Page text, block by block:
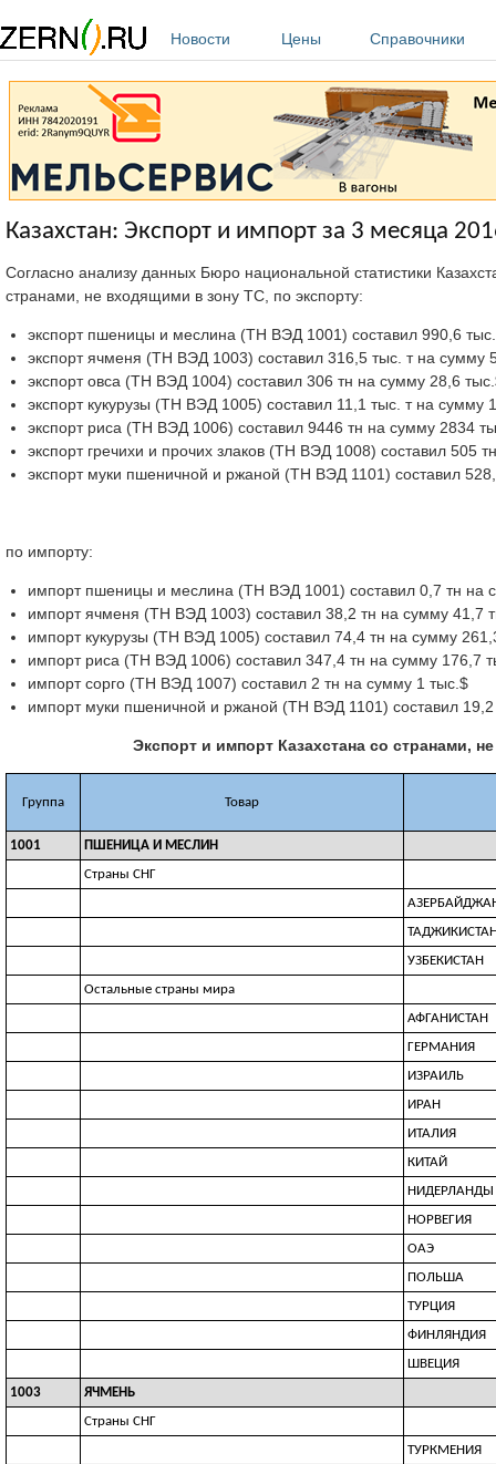
Новости
Цены Справочники
Казахстан: Экспорт и импорт за 3 месяца
Согласно анализу данных Бюро национальной статистики
странами, не входящими в зону ТС, по экспорту:
экспорт пшеницы и меслина (ТН ВЭД 1001) составил 990,6
экспорт ячменя (ТН ВЭД 1003) составил 316,5 тыс. т на сумму
экспорт овса (ТН ВЭД 1004) составил 306 тн на сумму 28,6
экспорт кукурузы (ТН ВЭД 1005) составил 11,1 тыс. т на сумму
экспорт риса (ТН ВЭД 1006) составил 9446 тн на сумму 2834
экспорт гречихи и прочих злаков (ТН ВЭД 1008) составил 505
экспорт муки пшеничной и ржаной (ТН ВЭД 1101) составил
по импорту:
импорт пшеницы и меслина (ТН ВЭД 1001) составил 0,7 тн на
импорт ячменя (ТН ВЭД 1003) составил 38,2 тн на сумму 41,7
импорт кукурузы (ТН ВЭД 1005) составил 74,4 тн на сумму
импорт риса (ТН ВЭД 1006) составил 347,4 тн на сумму 176,7
импорт сорго (ТН ВЭД 1007) составил 2 тн на сумму 1 тыс.$
импорт муки пшеничной и ржаной (ТН ВЭД 1101) составил
Экспорт и импорт Казахстана со странами,
Группа Товар
1001
ПШЕНИЦА И МЕСЛИН
Страны СНГ
УЗБЕКИСТАН
Остальные страны мира
АФГАНИСТАН
ГЕРМАНИЯ
ИЗРАИЛЬ
ИРАН
ИТАЛИЯ
КИТАЙ
НИДЕРЛАНДЫ
НОРВЕГИЯ
ОАЭ
ПОЛЬША
ТУРЦИЯ
ФИНЛЯНДИЯ
ШВЕЦИЯ
1003
ЯЧМЕНЬ
Страны СНГ
ТУРКМЕНИЯ